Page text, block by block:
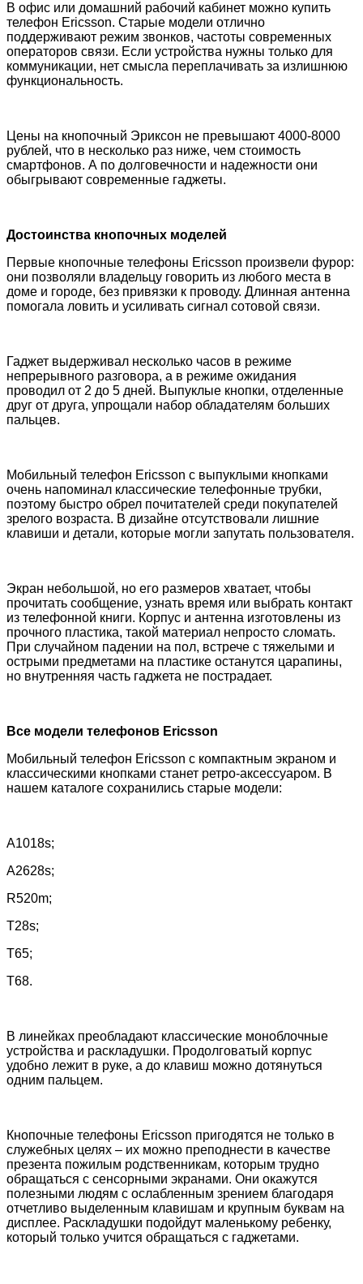
В офис или домашний рабочий кабинет можно купить
телефон Ericsson. Старые модели отлично
поддерживают режим звонков, частоты современных
операторов связи. Если устройства нужны только для
коммуникации, нет смысла переплачивать за излишнюю
функциональность.
Цены на кнопочный Эриксон не превышают 4000-8000
рублей, что в несколько раз ниже, чем стоимость
смартфонов. А по долговечности и надежности они
обыгрывают современные гаджеты.
Достоинства кнопочных моделей
Первые кнопочные телефоны Ericsson произвели фурор:
они позволяли владельцу говорить из любого места в
доме и городе, без привязки к проводу. Длинная антенна
помогала ловить и усиливать сигнал сотовой связи.
Гаджет выдерживал несколько часов в режиме
непрерывного разговора, а в режиме ожидания
проводил от 2 до 5 дней. Выпуклые кнопки, отделенные
друг от друга, упрощали набор обладателям больших
пальцев.
Мобильный телефон Ericsson с выпуклыми кнопками
очень напоминал классические телефонные трубки,
поэтому быстро обрел почитателей среди покупателей
зрелого возраста. В дизайне отсутствовали лишние
клавиши и детали, которые могли запутать пользователя.
Экран небольшой, но его размеров хватает, чтобы
прочитать сообщение, узнать время или выбрать контакт
из телефонной книги. Корпус и антенна изготовлены из
прочного пластика, такой материал непросто сломать.
При случайном падении на пол, встрече с тяжелыми и
острыми предметами на пластике останутся царапины,
но внутренняя часть гаджета не пострадает.
Все модели телефонов Ericsson
Мобильный телефон Ericsson с компактным экраном и
классическими кнопками станет ретро-аксессуаром. В
нашем каталоге сохранились старые модели:
A1018s;
A2628s;
R520m;
T28s;
T65;
T68.
В линейках преобладают классические моноблочные
устройства и раскладушки. Продолговатый корпус
удобно лежит в руке, а до клавиш можно дотянуться
одним пальцем.
Кнопочные телефоны Ericsson пригодятся не только в
служебных целях – их можно преподнести в качестве
презента пожилым родственникам, которым трудно
обращаться с сенсорными экранами. Они окажутся
полезными людям с ослабленным зрением благодаря
отчетливо выделенным клавишам и крупным буквам на
дисплее. Раскладушки подойдут маленькому ребенку,
который только учится обращаться с гаджетами.